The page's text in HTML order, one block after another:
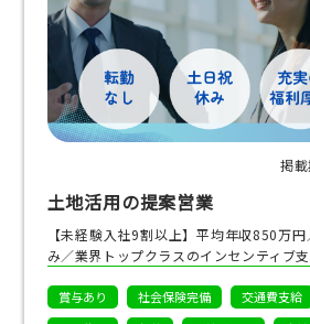
掲
土地活用の提案営業
【未経験入社9割以上】平均年収850万
み／業界トップクラスのインセンティブ支
賞与あり 社会保険完備 交通費支給